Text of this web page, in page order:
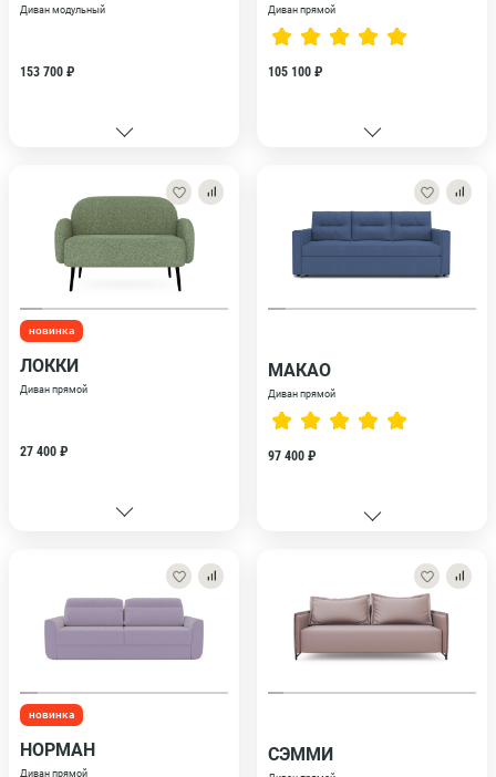
Диван модульный
153 700 ₽
Диван прямой
105 100 ₽
новинка
ЛОККИ
Диван прямой
27 400 ₽
МАКАО
Диван прямой
97 400 ₽
новинка
НОРМАН
Диван прямой
СЭММИ